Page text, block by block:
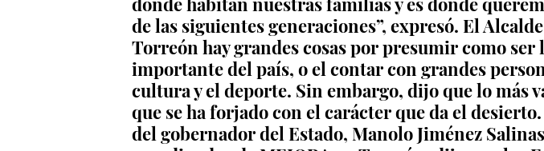
de las siguientes generaciones”, expresó. El
Torreón hay grandes cosas por presumir como ser
importante del país, o el contar con grandes
cultura y el deporte. Sin embargo, dijo que lo más
que se ha forjado con el carácter que da el
del gobernador del Estado, Manolo Jiménez